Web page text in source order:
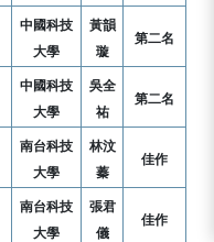
中國科技
大學
黃韻
璇
第二名
中國科技
大學
吳全
祐
第二名
南台科技
大學
林汶
蓁
佳作
南台科技
大學
張君
儀
佳作